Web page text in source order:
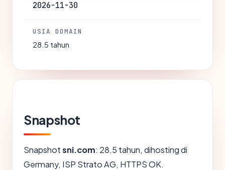
2026-11-30
USIA DOMAIN
28.5 tahun
Snapshot
Snapshotsni.com: 28.5 tahun, dihosting di
Germany, ISP Strato AG, HTTPS OK.